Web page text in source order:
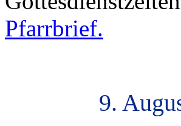
Pfarrbrief.
9.